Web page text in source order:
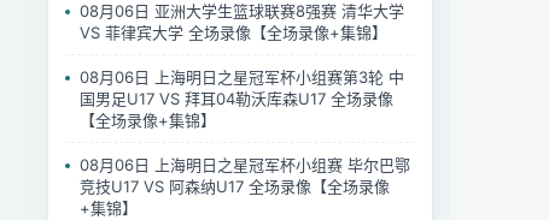
08月06日 亚洲大学生篮球联赛8强赛 清华大学
VS 菲律宾大学 全场录像【全场录像+集锦】
08月06日 上海明日之星冠军杯小组赛第3轮 中
国男足U17 VS 拜耳04勒沃库森U17 全场录像
【全场录像+集锦】
08月06日 上海明日之星冠军杯小组赛 毕尔巴鄂
竞技U17 VS 阿森纳U17 全场录像【全场录像
+集锦】